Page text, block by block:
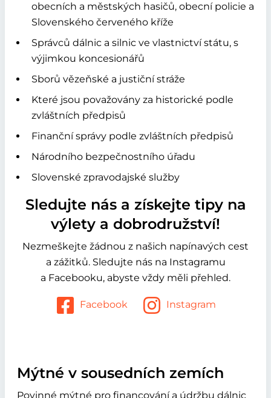
obecních a městských hasičů, obecní policie a
Slovenského červeného kříže
Správců dálnic a silnic ve vlastnictví státu, s
výjimkou koncesionářů
Sborů vězeňské a justiční stráže
Které jsou považovány za historické podle
zvláštních předpisů
Finanční správy podle zvláštních předpisů
Národního bezpečnostního úřadu
Slovenské zpravodajské služby
Sledujte nás a získejte tipy na
výlety a dobrodružství!
Nezmeškejte žádnou z našich napínavých cest
a zážitků. Sledujte nás na Instagramu
a Facebooku, abyste vždy měli přehled.
Facebook Instagram
Mýtné v sousedních zemích
Povinné mýtné pro financování a údržbu dálnic